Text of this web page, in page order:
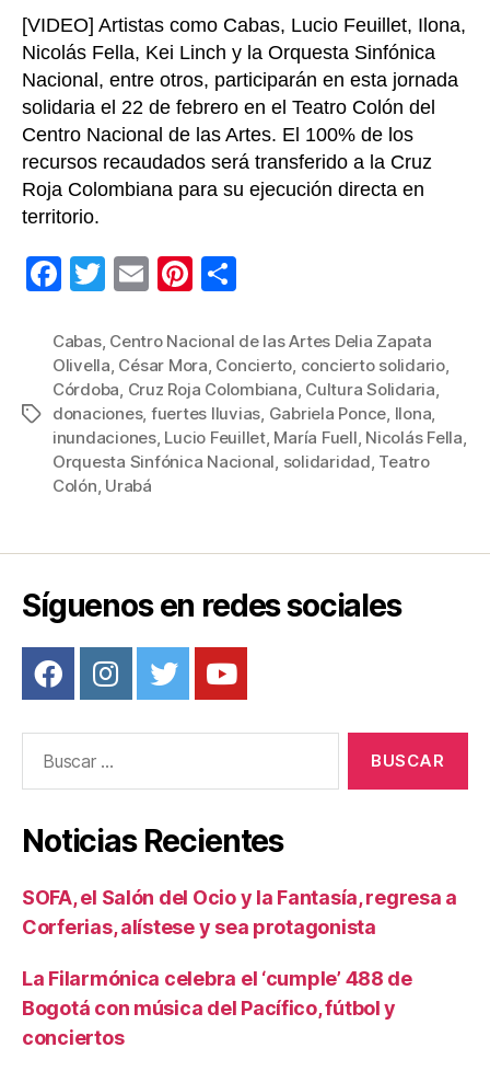
[VIDEO] Artistas como Cabas, Lucio Feuillet, Ilona,
Nicolás Fella, Kei Linch y la Orquesta Sinfónica
Nacional, entre otros, participarán en esta jornada
solidaria el 22 de febrero en el Teatro Colón del
Centro Nacional de las Artes. El 100% de los
recursos recaudados será transferido a la Cruz
Roja Colombiana para su ejecución directa en
territorio.
F
c
e
b
o
o
T
tt
er
E
ail
Pi
er
e
st
m
p
ar
tir
Etiquetas
Cabas, Centro Nacional de las Artes Delia Zapata
Olivella, César Mora, Concierto, concierto solidario,
Córdoba, Cruz Roja Colombiana, Cultura Solidaria,
donaciones, fuertes lluvias, Gabriela Ponce, Ilona,
inundaciones, Lucio Feuillet, María Fuell, Nicolás Fella,
Orquesta Sinfónica Nacional, solidaridad, Teatro
Colón, Urabá
Síguenos en redes sociales
Noticias Recientes
SOFA, el Salón del Ocio y la Fantasía, regresa a
Corferias, alístese y sea protagonista
La Filarmónica celebra el ‘cumple’ 488 de
Bogotá con música del Pacífico, fútbol y
conciertos